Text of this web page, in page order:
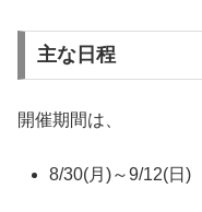
主な日程
開催期間は、
8/30(月)～9/12(日)